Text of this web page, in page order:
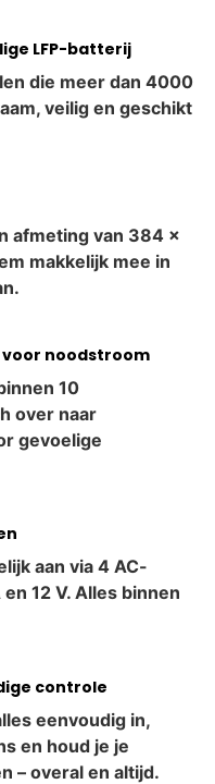
LFP-batterij
die meer dan 4000
veilig en geschikt
afmeting van 384 ×
makkelijk mee in
noodstroom
10
over naar
gevoelige
aan via 4 AC-
12 V. Alles binnen
controle
eenvoudig in,
en houd je je
– overal en altijd.